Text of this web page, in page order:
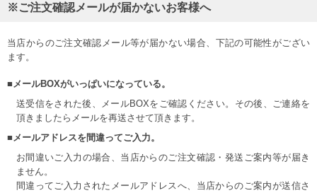
※ご注文確認メールが届かないお客様へ
当店からのご注文確認メール等が届かない場合、下記の可能性がござい
ます。
■メールBOXがいっぱいになっている。
送受信をされた後、メールBOXをご確認ください。その後、ご連絡を
頂きましたらメールを再送させて頂きます。
■メールアドレスを間違ってご入力。
お間違いご入力の場合、当店からのご注文確認・発送ご案内等が届き
ません。
間違ってご入力されたメールアドレスへ、当店からのご案内が送信さ